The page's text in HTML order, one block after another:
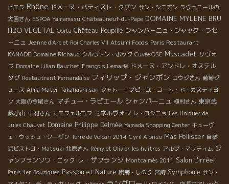
ピエラ Rhône ドメーヌ・バティスト・クザン サン・シニアン ラヴェニールの
大園さん ESPOA Yamamasu Châteauneuf-du-Pape DOMAINE MYLENE BRU
H2O VEGETAL Ooita Château Poupille シャンパ－ニュ・ジャック・ラセ
－ニュ Jeanne d'Arc et Roi Charles VII Atsumi Foods Paris Restaurant
KANADE Domaine Richaud シルヴァン・ボック Cuvée OSE Muscadet サヴォ
ワ Domaine Lilian Bauchet François Lemarié ドメーヌ・アンドレ・オステル
タグ Restautrant Fernandaise フィリップ・ジャンボン ユウジさん 葡萄ジ
ュース Alma Mater Takahashi san シャトー・プピーユ・コート・ド・カスティヨ
ン 大阪の今尾さん マチュー・ラピエール シャンパーニュ 植村さん 東京武
蔵小山 中村さん カエフェルコフ ミネルヴォワ レ・ロシニョ Les Uniques de
Jules Chauvet Domaine Philippe Delmée Yamada Shopping Center キューヴ
ェ・ウッシュ・クーザン Terre de Volcan 2014 Cyril Alonso Mas Pellisser 自然
派ビストロ・Matsuki 北原さん Rémy et Olivier les huitres アルプ・マリティム ジ
ャンフランソワ・ニック レ・ザフランシ Montcalmès 2011 Salon L'irréel
Paris 1er Bouzigues Passion et Nature 炭焼・しのり 宮崎 Symphonie サン・